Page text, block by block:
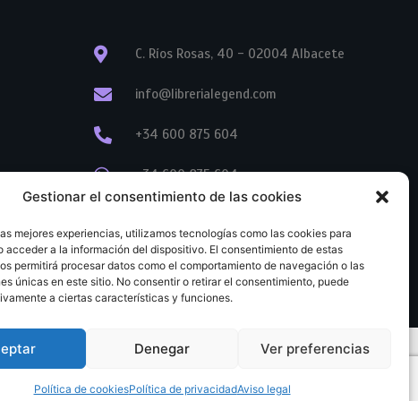
Gestionar el consentimiento de las cookies
mejores experiencias, utilizamos tecnologías como las cookies para
acceder a la información del dispositivo. El consentimiento de estas
permitirá procesar datos como el comportamiento de navegación o las
únicas en este sitio. No consentir o retirar el consentimiento, puede
a ciertas características y funciones.
Denegar Ver preferencias
Política de cookiesPolítica de privacidadAviso legal
C. Ríos Rosas, 40 - 02004 Albacete
info@librerialegend.com
+34 600 875 604
+34 600 875 604